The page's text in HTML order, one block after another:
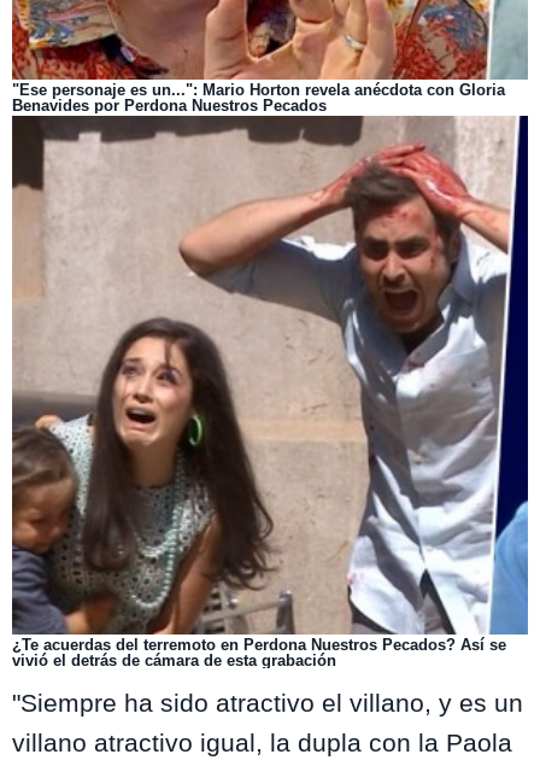
"Ese personaje es un...": Mario Horton revela anécdota con Gloria
Benavides por Perdona Nuestros Pecados
¿Te acuerdas del terremoto en Perdona Nuestros Pecados? Así se
vivió el detrás de cámara de esta grabación
"Siempre ha sido atractivo el villano, y es un
villano atractivo igual, la dupla con la Paola